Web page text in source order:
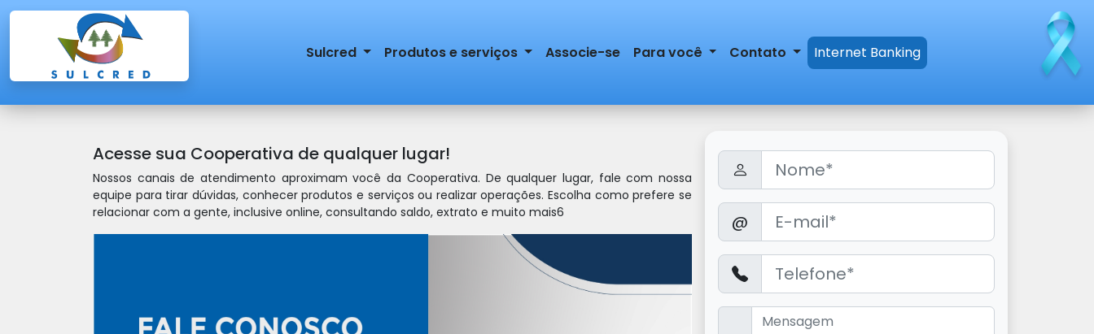
Sulcred Produtos e serviços Associe-se Para você Contato Internet Banking
Acesse sua Cooperativa de qualquer lugar!
Nossos canais de atendimento aproximam você da Cooperativa. De qualquer lugar, fale com nossa
equipe para tirar dúvidas, conhecer produtos e serviços ou realizar operações. Escolha como prefere se
relacionar com a gente, inclusive online, consultando saldo, extrato e muito mais6
@